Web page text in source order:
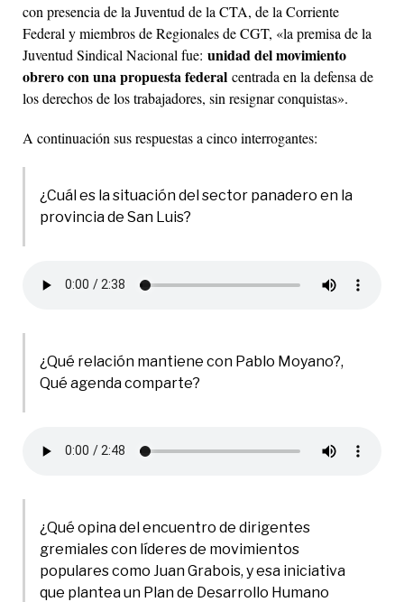
con presencia de la Juventud de la CTA, de la Corriente
Federal y miembros de Regionales de CGT, «la premisa de la
Juventud Sindical Nacional fue: unidad del movimiento
obrero con una propuesta federal centrada en la defensa de
los derechos de los trabajadores, sin resignar conquistas».
A continuación sus respuestas a cinco interrogantes:
¿Cuál es la situación del sector panadero en la
provincia de San Luis?
¿Qué relación mantiene con Pablo Moyano?,
Qué agenda comparte?
¿Qué opina del encuentro de dirigentes
gremiales con líderes de movimientos
populares como Juan Grabois, y esa iniciativa
que plantea un Plan de Desarrollo Humano